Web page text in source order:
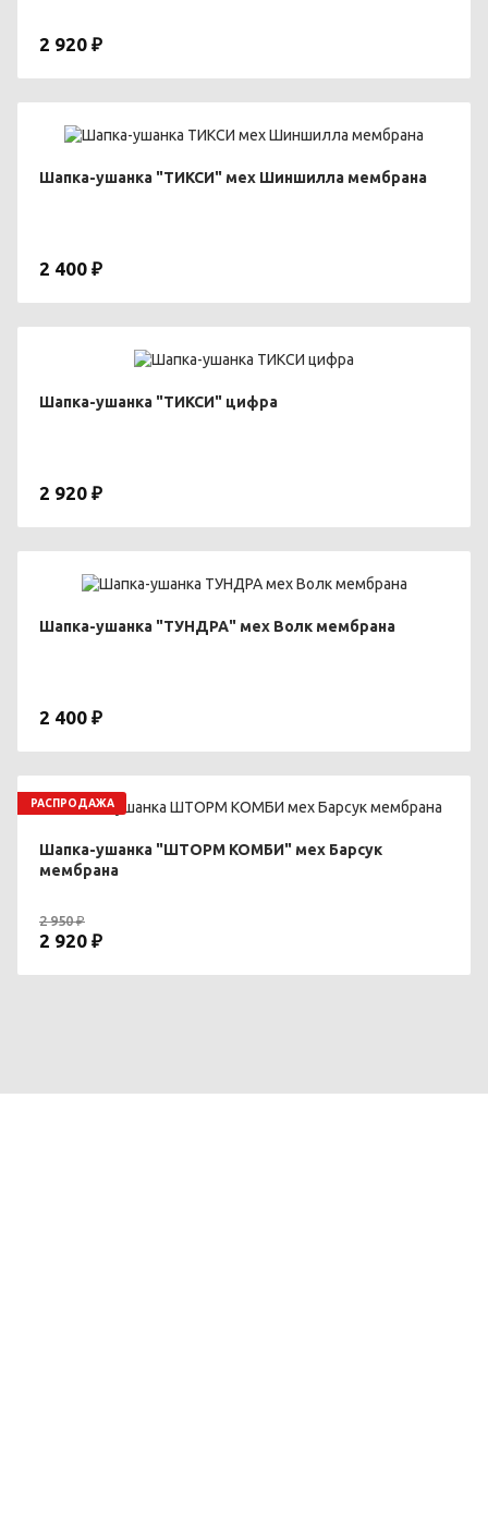
2 920 ₽
Шапка-ушанка "ТИКСИ" мех Шиншилла мембрана
2 400 ₽
Шапка-ушанка "ТИКСИ" цифра
2 920 ₽
Шапка-ушанка "ТУНДРА" мех Волк мембрана
2 400 ₽
РАСПРОДАЖА
Шапка-ушанка "ШТОРМ КОМБИ" мех Барсук
мембрана
2 950 ₽
2 920 ₽